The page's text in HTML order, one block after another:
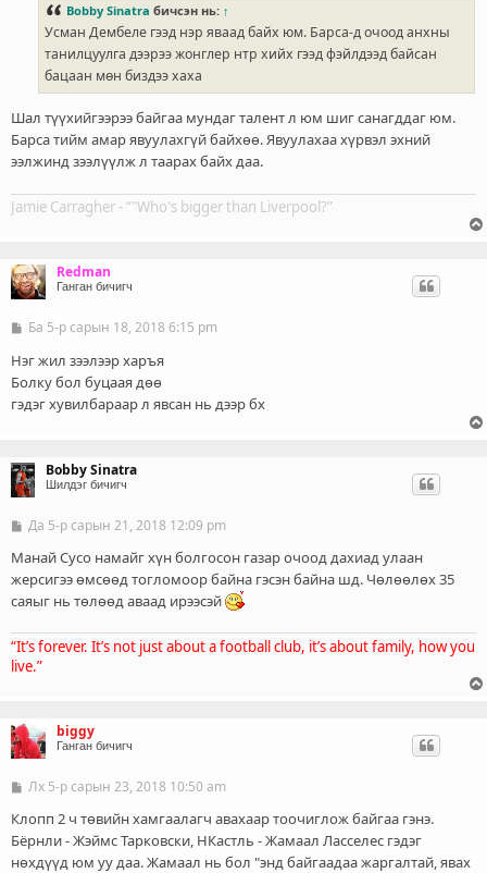
Bobby Sinatra бичсэн нь: ↑
Усман Дембеле гээд нэр яваад байх юм. Барса-д очоод анхны
танилцуулга дээрээ жонглер нтр хийх гээд фэйлдээд байсан
бацаан мөн биздээ хаха
Шал түүхийгээрээ байгаа мундаг талент л юм шиг санагддаг юм.
Барса тийм амар явуулахгүй байхөө. Явуулахаа хүрвэл эхний
ээлжинд зээлүүлж л таарах байх даа.
Jamie Carragher - “"Who's bigger than Liverpool?”
Redman
Ганган бичигч
Б
ч
э
г
Ба 5-р сарын 18, 2018 6:15 pm
Нэг жил зээлээр харъя
Болку бол буцаая дөө
гэдэг хувилбараар л явсан нь дээр бх
Bobby Sinatra
Шилдэг бичигч
Б
ч
э
г
Да 5-р сарын 21, 2018 12:09 pm
Манай Сусо намайг хүн болгосон газар очоод дахиад улаан
жерсигээ өмсөөд тогломоор байна гэсэн байна шд. Чөлөөлөх 35
саяыг нь төлөөд аваад ирээсэй
“It’s forever. It’s not just about a football club, it’s about family, how you
live.”
biggy
Ганган бичигч
Б
ч
л
э
г
Лх 5-р сарын 23, 2018 10:50 am
Клопп 2 ч төвийн хамгаалагч авахаар тоочиглож байгаа гэнэ.
Бёрнли - Жэймс Тарковски, НКастль - Жамаал Ласселес гэдэг
нөхдүүд юм уу даа. Жамаал нь бол "энд байгаадаа жаргалтай, явах